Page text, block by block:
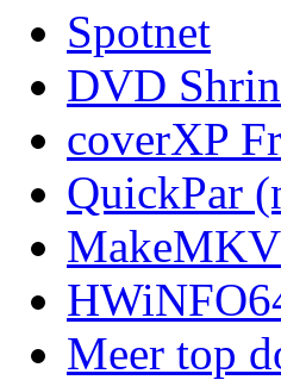
Spotnet
DVD
coverXP
QuickPar
MakeMKV
Meer top